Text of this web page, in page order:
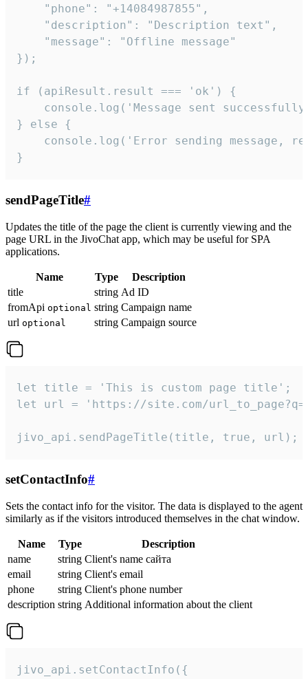
    "phone": "+14084987855",
    "description": "Description text",
    "message": "Offline message"
});
if (apiResult.result === 'ok') {
console.log('Message sent
} else {
console.log('Error sending message,
}
sendPageTitle#
Updates the title of the page the client is currently viewing and the
page URL in the JivoChat app, which may be useful for SPA
applications.
Name Type
Description
title
string Ad ID
fromApi optional string Campaign name
url optional string Campaign source
let title = 'This is custom page title';
let url = 'https://site.com/
jivo_api.sendPageTitle(title, true, url);
setContactInfo#
Sets the contact info for the visitor. The data is displayed to the agent
similarly as if the visitors introduced themselves in the chat window.
Name Type
Description
name
string Client's name сайта
email
string Client's email
phone
string Client's phone number
description string Additional information about the client
jivo_api.setContactInfo({